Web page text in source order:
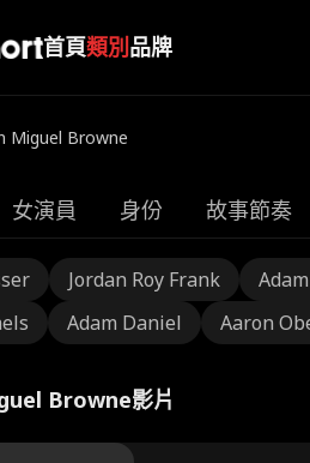
首頁類別 品牌
Miguel Browne
女演員 身份 故事節奏
Jordan Roy Frank
Adam Daniel Aaron
Browne影片